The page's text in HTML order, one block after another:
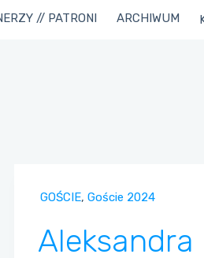
// PATRONI ARCHIWUM
GOŚCIE,Goście 2024
Aleksandra